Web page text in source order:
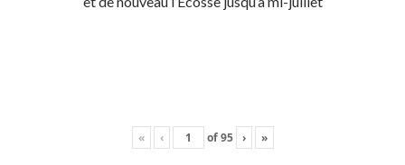
« ‹ of95 › »